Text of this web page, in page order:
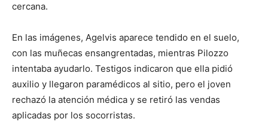
cercana.
En las imágenes, Agelvis aparece tendido en el suelo,
con las muñecas ensangrentadas, mientras Pilozzo
intentaba ayudarlo. Testigos indicaron que ella pidió
auxilio y llegaron paramédicos al sitio, pero el joven
rechazó la atención médica y se retiró las vendas
aplicadas por los socorristas.